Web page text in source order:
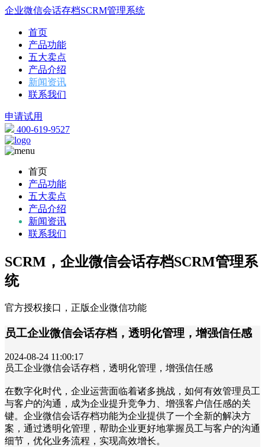
企业微信会话存档SCRM管理系统
首页
产品功能
五大卖点
产品介绍
新闻资讯
联系我们
申请试用
400-619-9527
首页
产品功能
五大卖点
产品介绍
新闻资讯
联系我们
SCRM，企业微信会话存档SCRM管理系
统
官方授权接口，正版企业微信功能
员工企业微信会话存档，透明化管理，增强信任感
2024-08-24 11:00:17
员工企业微信会话存档，透明化管理，增强信任感
在数字化时代，企业运营面临着诸多挑战，如何有效管理员工
与客户的沟通，成为企业提升竞争力、增强客户信任感的关
键。企业微信会话存档功能为企业提供了一个全新的解决方
案，通过透明化管理，帮助企业更好地掌握员工与客户的沟通
细节，优化业务流程，实现高效增长。